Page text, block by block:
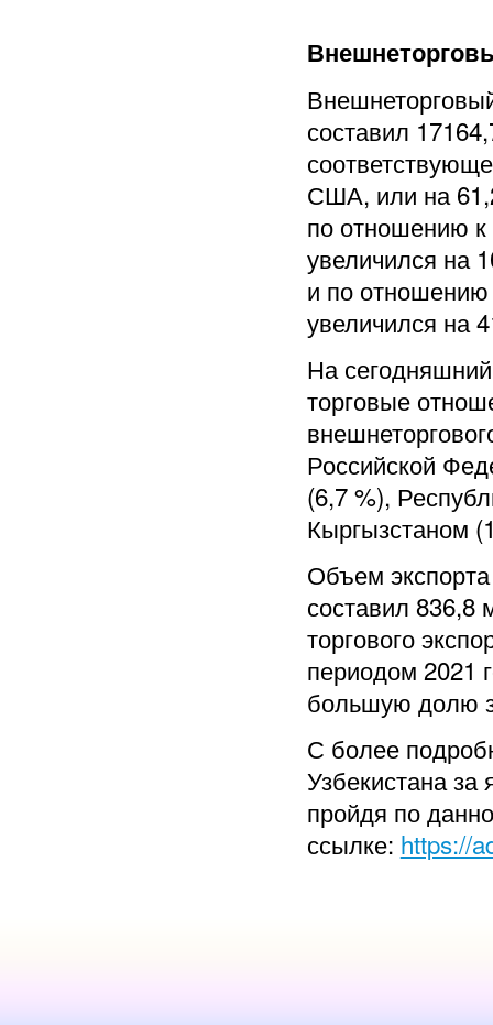
составил
США, или на
по отношению к
увеличился на
и по отношению
увеличился на
На
торговые
Российской
(6,7 %),
Кыргызстаном
Объем
составил
торгового
периодом 2021
большую долю
С более
Узбекистана за
пройдя по
ссылке: https://